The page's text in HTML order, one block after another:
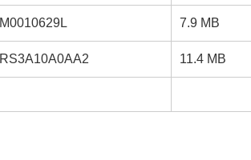
M0010629L 7.9 MB
RS3A10A0AA2 11.4 MB